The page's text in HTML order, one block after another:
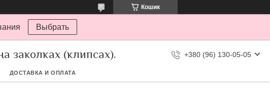
Кошик
Выбрать
заколках (клипсах). +380 (96) 130-05-05
ДОСТАВКА И ОПЛАТА